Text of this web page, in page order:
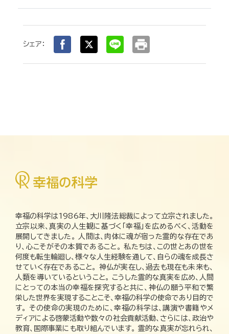
シェア： print
幸福の科学は1986年、大川隆法総裁によって立宗されました。
立宗以来、真実の人生観に基づく「幸福」を広めるべく、活動を
展開してきました。 人間は、肉体に魂が宿った霊的な存在であ
り、心こそがその本質であること。 私たちは、この世とあの世を
何度も転生輪廻し、様々な人生経験を通して、自らの魂を成長さ
せていく存在であること。 神仏が実在し、過去も現在も未来も、
人類を導いているということ。 こうした霊的な真実を広め、人間
にとっての本当の幸福を探究すると共に、神仏の願う平和で繁
栄した世界を実現することこそ、幸福の科学の使命であり目的で
す。 その使命の実現のために、幸福の科学は、講演や書籍やメ
ディアによる啓蒙活動や数々の社会貢献活動、さらには、政治や
教育、国際事業にも取り組んでいます。 霊的な真実が忘れられ、